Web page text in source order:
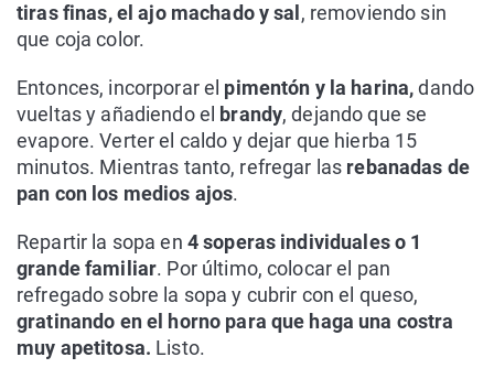
tiras finas, el ajo machado y sal , removiendo sin
que coja color.
Entonces, incorporar el pimentón y la harina,dando
vueltas y añadiendo el brandy, dejando que se
evapore. Verter el caldo y dejar que hierba 15
minutos. Mientras tanto, refregar las rebanadas de
pan con los medios ajos.
Repartir la sopa en 4 soperas individuales o 1
grande familiar. Por último, colocar el pan
refregado sobre la sopa y cubrir con el queso,
gratinando en el horno para que haga una costra
muy apetitosa. Listo.